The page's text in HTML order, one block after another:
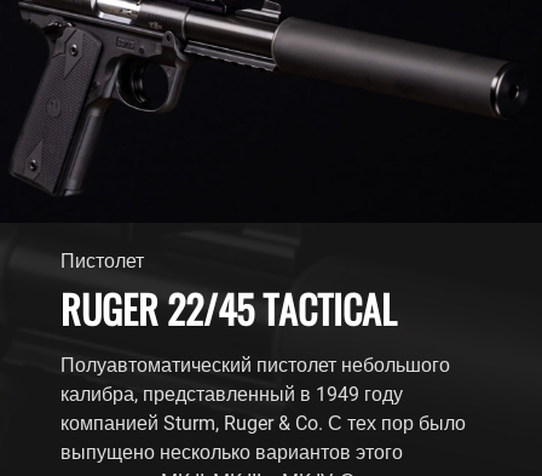
Пистолет
RUGER 22/45 TACTICAL
Полуавтоматический пистолет небольшого
калибра, представленный в 1949 году
компанией Sturm, Ruger & Co. С тех пор было
выпущено несколько вариантов этого